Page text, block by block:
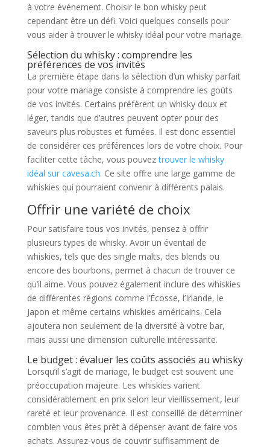
à votre événement. Choisir le bon whisky peut
cependant être un défi. Voici quelques conseils pour
vous aider à trouver le whisky idéal pour votre mariage.
Sélection du whisky : comprendre les
préférences de vos invités
La première étape dans la sélection d’un whisky parfait
pour votre mariage consiste à comprendre les goûts
de vos invités. Certains préfèrent un whisky doux et
léger, tandis que d’autres peuvent opter pour des
saveurs plus robustes et fumées. Il est donc essentiel
de considérer ces préférences lors de votre choix. Pour
faciliter cette tâche, vous pouveztrouver le whisky
idéal sur cavesa.ch. Ce site offre une large gamme de
whiskies qui pourraient convenir à différents palais.
Offrir une variété de choix
Pour satisfaire tous vos invités, pensez à offrir
plusieurs types de whisky. Avoir un éventail de
whiskies, tels que des single malts, des blends ou
encore des bourbons, permet à chacun de trouver ce
qu’il aime. Vous pouvez également inclure des whiskies
de différentes régions comme l’Écosse, l’Irlande, le
Japon et même certains whiskies américains. Cela
ajoutera non seulement de la diversité à votre bar,
mais aussi une dimension culturelle intéressante.
Le budget : évaluer les coûts associés au whisky
Lorsqu’il s’agit de mariage, le budget est souvent une
préoccupation majeure. Les whiskies varient
considérablement en prix selon leur vieillissement, leur
rareté et leur provenance. Il est conseillé de déterminer
combien vous êtes prêt à dépenser avant de faire vos
achats. Assurez-vous de couvrir suffisamment de